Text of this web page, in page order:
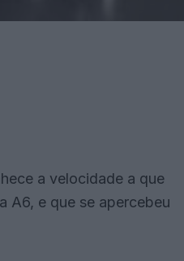
a velocidade a que
A6, e que se apercebeu